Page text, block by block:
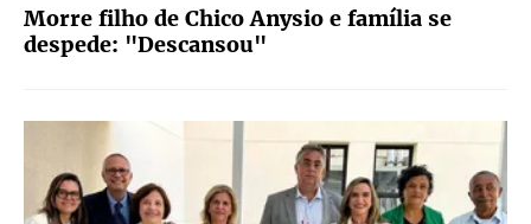
Morre filho de Chico Anysio e família se
despede: "Descansou"